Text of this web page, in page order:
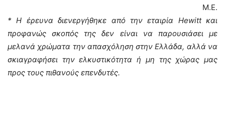
Μ.Ε.
* Η έρευνα διενεργήθηκε από την εταιρία Hewitt και
προφανώς σκοπός της δεν είναι να παρουσιάσει με
μελανά χρώματα την απασχόληση στην Ελλάδα, αλλά να
σκιαγραφήσει την ελκυστικότητα ή μη της χώρας μας
προς τους πιθανούς επενδυτές.